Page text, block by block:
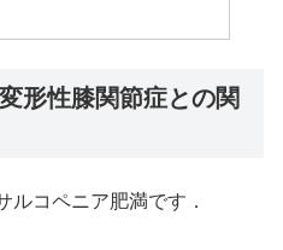
形性膝関節症との関
ルコペニア肥満です．